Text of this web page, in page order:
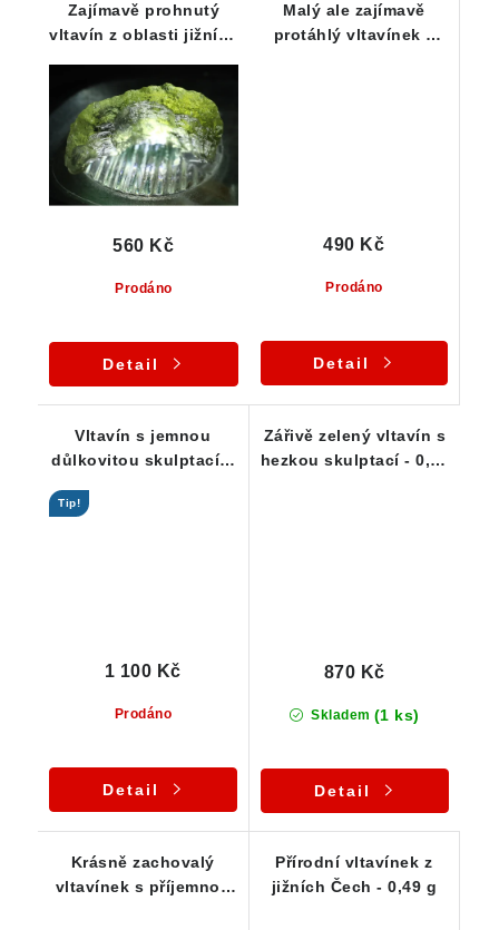
Zajímavě prohnutý
vltavín z oblasti jižních
Prodáno
560 Kč
Detail
Malý ale zajímavě
protáhlý vltavínek z
Prodáno
490 Kč
Detail
Vltavín s jemnou
důlkovitou skulptací a
Čechy - 0,73 g
Tip!
Prodáno
1 100 Kč
Detail
Zářivě zelený vltavín s
hezkou skulptací - 0,53
Skladem (1 ks)
870 Kč
Detail
Krásně zachovalý
vltavínek s příjemnou
Přírodní vltavínek z
jižních Čech - 0,49 g